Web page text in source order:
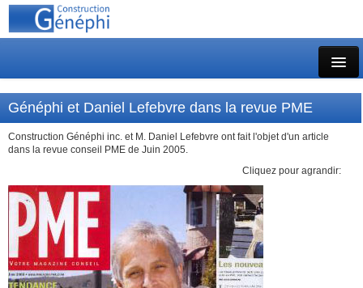
Accueil
Profil de l'entreprise
Réalisations
Partenariats et PPP
Généphi et Daniel Lefebvre dans la revue PME
Construction Généphi inc. et M. Daniel Lefebvre ont fait l'objet d'un article
dans la revue conseil PME de Juin 2005.
Cliquez pour agrandir: